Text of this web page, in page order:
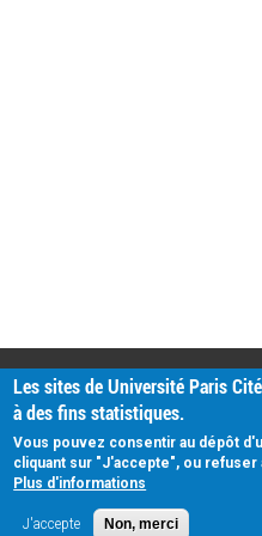
PRATIQUE
Plan d'accès
Intranet
Mentions légales
Données personnelles
Les sites de Université Paris
à des fins statistiques.
Vous pouvez consentir au dépôt
cliquant sur "J'accepte", ou
Plus d'informations
J'accepte Non, merci